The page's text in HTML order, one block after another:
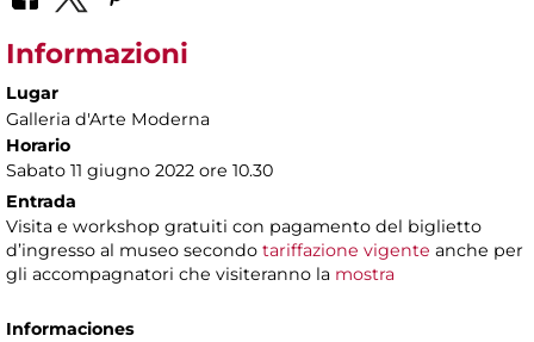
Informazioni
Lugar
Galleria d'Arte Moderna
Horario
Sabato 11 giugno 2022 ore 10.30
Entrada
Visita e workshop gratuiti con pagamento del biglietto
d’ingresso al museo secondo tariffazione vigente anche per
gli accompagnatori che visiteranno la mostra
Informaciones